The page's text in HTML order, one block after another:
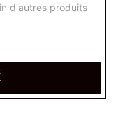
d'autres produits